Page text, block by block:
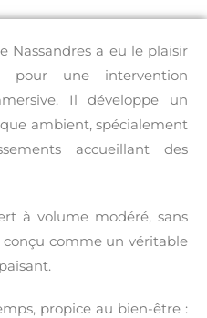
Nassandres a eu le plaisir
pour une intervention
Il développe un
ambient, spécialement
accueillant des
à volume modéré, sans
comme un véritable
propice au bien-être :